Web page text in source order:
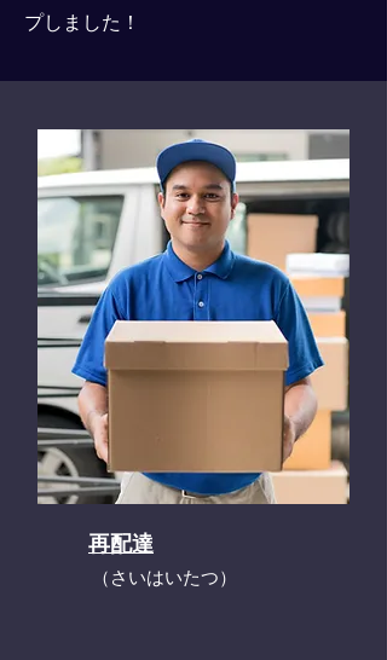
プしました！
再配達
​（さいはいたつ）